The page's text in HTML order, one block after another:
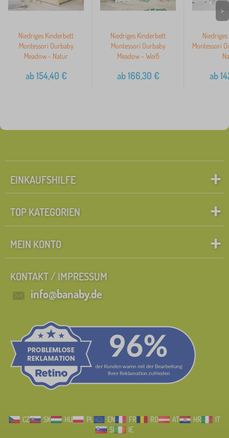
Niedriges Kinderbett
Montessori Ourbaby
Meadow - Natur
ab154,40 €
Niedriges Kinderbett
Montessori Ourbaby
Meadow - Weiß
ab166,30 €
Montessori
ab
>
EINKAUFSHILFE
TOP KATEGORIEN
MEIN KONTO
KONTAKT / IMPRESSUM
info@banaby.de
CZ SK HU PL EN FR RO AT HR
IT
SI
IE